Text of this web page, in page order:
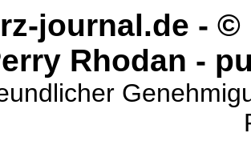
journal.de -
Rhodan -